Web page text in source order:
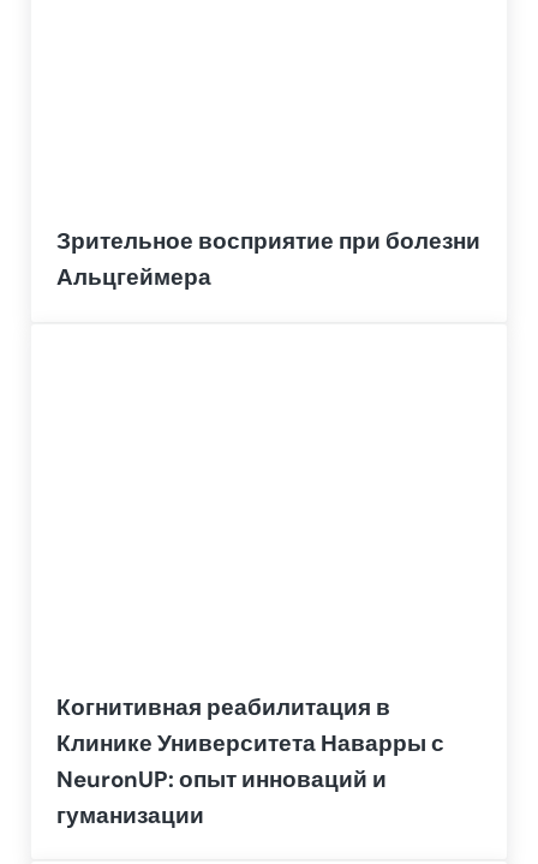
Зрительное восприятие при болезни
Альцгеймера
Когнитивная реабилитация в
Клинике Университета Наварры с
NeuronUP: опыт инноваций и
гуманизации